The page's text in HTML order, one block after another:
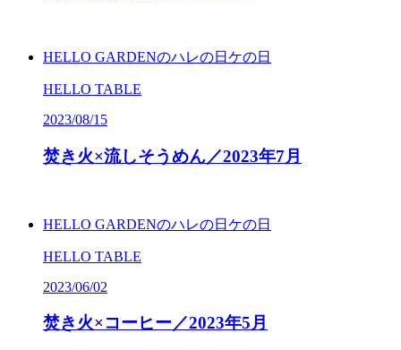
HELLO GARDENのハレの日ケの日
HELLO TABLE
2023/08/15
焚き火×流しそうめん／2023年7月
HELLO GARDENのハレの日ケの日
HELLO TABLE
2023/06/02
焚き火×コーヒー／2023年5月